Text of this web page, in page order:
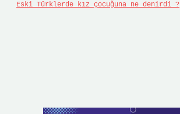
Eski Türklerde kız çocuğuna ne denirdi ?